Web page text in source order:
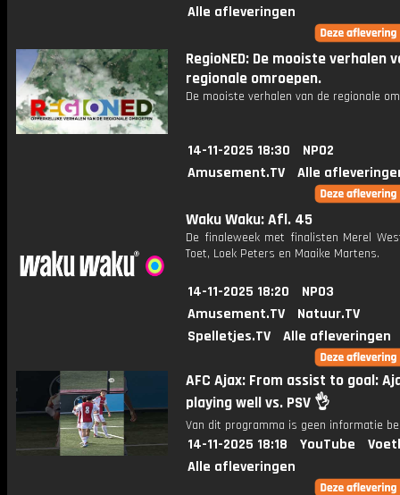
Alle afleveringen
RegioNED: De mooiste verhalen
regionale omroepen.
De mooiste verhalen van de regionale
14-11-2025 18:30
NPO2
Amusement.TV
Alle
Waku Waku: Afl. 45
De finaleweek met finalisten Merel
Toet, Loek Peters en Maaike Martens.
14-11-2025 18:20
NPO3
Amusement.TV
Natuur.TV
Spelletjes.TV
Alle afleveringen
AFC Ajax: From assist to goal:
playing well vs. PSV 👌
Van dit programma is geen informatie
14-11-2025 18:18 YouTube
Alle afleveringen